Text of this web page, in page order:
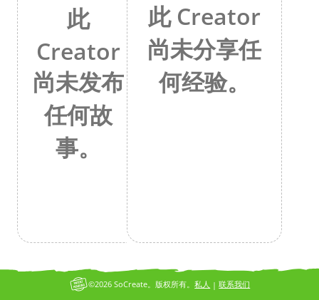
此
Creator
尚未发布
任何故
事。
此 Creator
尚未分享任
何经验。
私人 |联系我们
©2026 SoCreate。版权所有。